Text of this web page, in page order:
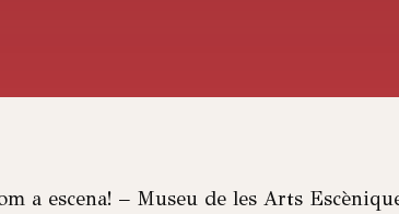
a escena! – Museu de les Arts